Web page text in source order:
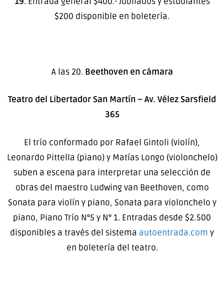
$200 disponible en boletería.
A las 20. Beethoven en cámara
Teatro del Libertador San Martín – Av. Vélez Sarsfield
365
El trío conformado por Rafael Gintoli (violín),
Leonardo Pittella (piano) y Matías Longo (violonchelo)
suben a escena para interpretar una selección de
obras del maestro Ludwing van Beethoven, como
Sonata para violín y piano, Sonata para violonchelo y
piano, Piano Trío N°5 y N° 1. Entradas desde $2.500
disponibles a través del sistema autoentrada.com y
en boletería del teatro.